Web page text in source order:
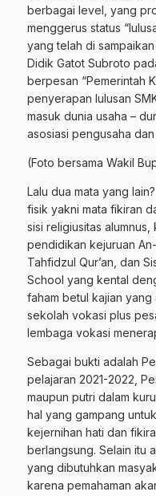
berbagai level, yang
menggerus status
yang telah di
Didik Gatot Subroto
berpesan “Pemerintah
penyerapan lulusan
masuk dunia usaha –
asosiasi pengusaha dan
(Foto bersama Wakil
Lalu dua mata yang
fisik yakni mata fikiran
sisi religiusitas
pendidikan kejuruan
Tahfidzul Qur’an, dan
School yang kental
faham betul kajian
sekolah vokasi plus
lembaga vokasi
Sebagai bukti adalah
pelajaran 2021-2022,
maupun putri dalam
hal yang gampang
kejernihan hati dan
berlangsung. Selain itu
yang dibutuhkan
karena pemahaman